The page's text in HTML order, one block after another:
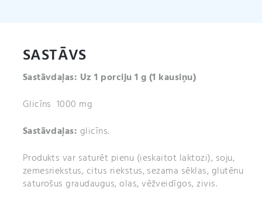
SASTĀVS
Sastāvdaļas: Uz 1 porciju 1g (1 kausiņu)
Glicīns 1000 mg
Sastāvdaļas: glicīns.
Produkts var saturēt pienu (ieskaitot laktozi), soju,
zemesriekstus, citus riekstus, sezama sēklas, glutēnu
saturošus graudaugus, olas, vēžveidīgos, zivis.